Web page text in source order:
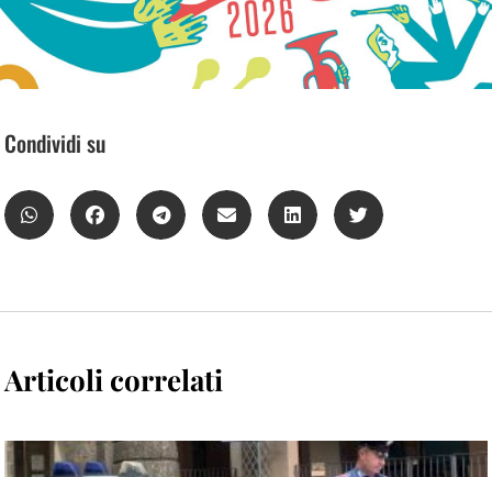
Condividi su
Articoli correlati